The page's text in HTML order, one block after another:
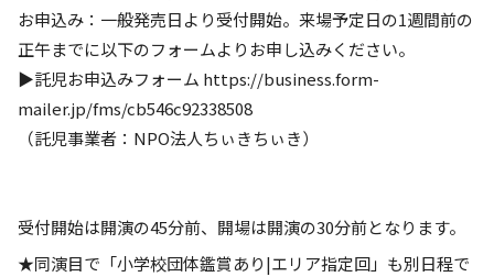
お申込み：一般発売日より受付開始。来場予定日の1週間前の
正午までに以下のフォームよりお申し込みください。
▶託児お申込みフォーム https://business.form-
mailer.jp/fms/cb546c92338508
（託児事業者：NPO法人ちぃきちぃき）
受付開始は開演の45分前、開場は開演の30分前となります。
★同演目で「小学校団体鑑賞あり|エリア指定回」も別日程で